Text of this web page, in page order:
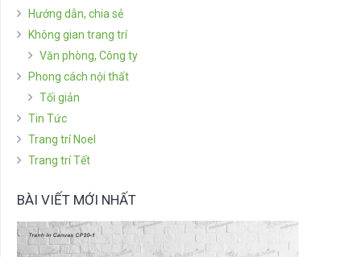
Hướng dẫn, chia sẻ
Không gian trang trí
Văn phòng, Công ty
Phong cách nội thất
Tối giản
Tin Tức
Trang trí Noel
Trang trí Tết
BÀI VIẾT MỚI NHẤT